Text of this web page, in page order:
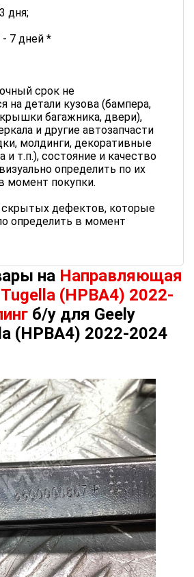
дня;
- 7 дней *
срок не
на детали кузова (бампера,
багажника, двери),
и другие автозапчасти
молдинги, декоративные
и т.п.), состояние и качество
определить по их
момент покупки.
дефектов, которые
определить в момент
на Направляющая
(HPBA4) 2022-
б/у для Geely
(HPBA4) 2022-2024